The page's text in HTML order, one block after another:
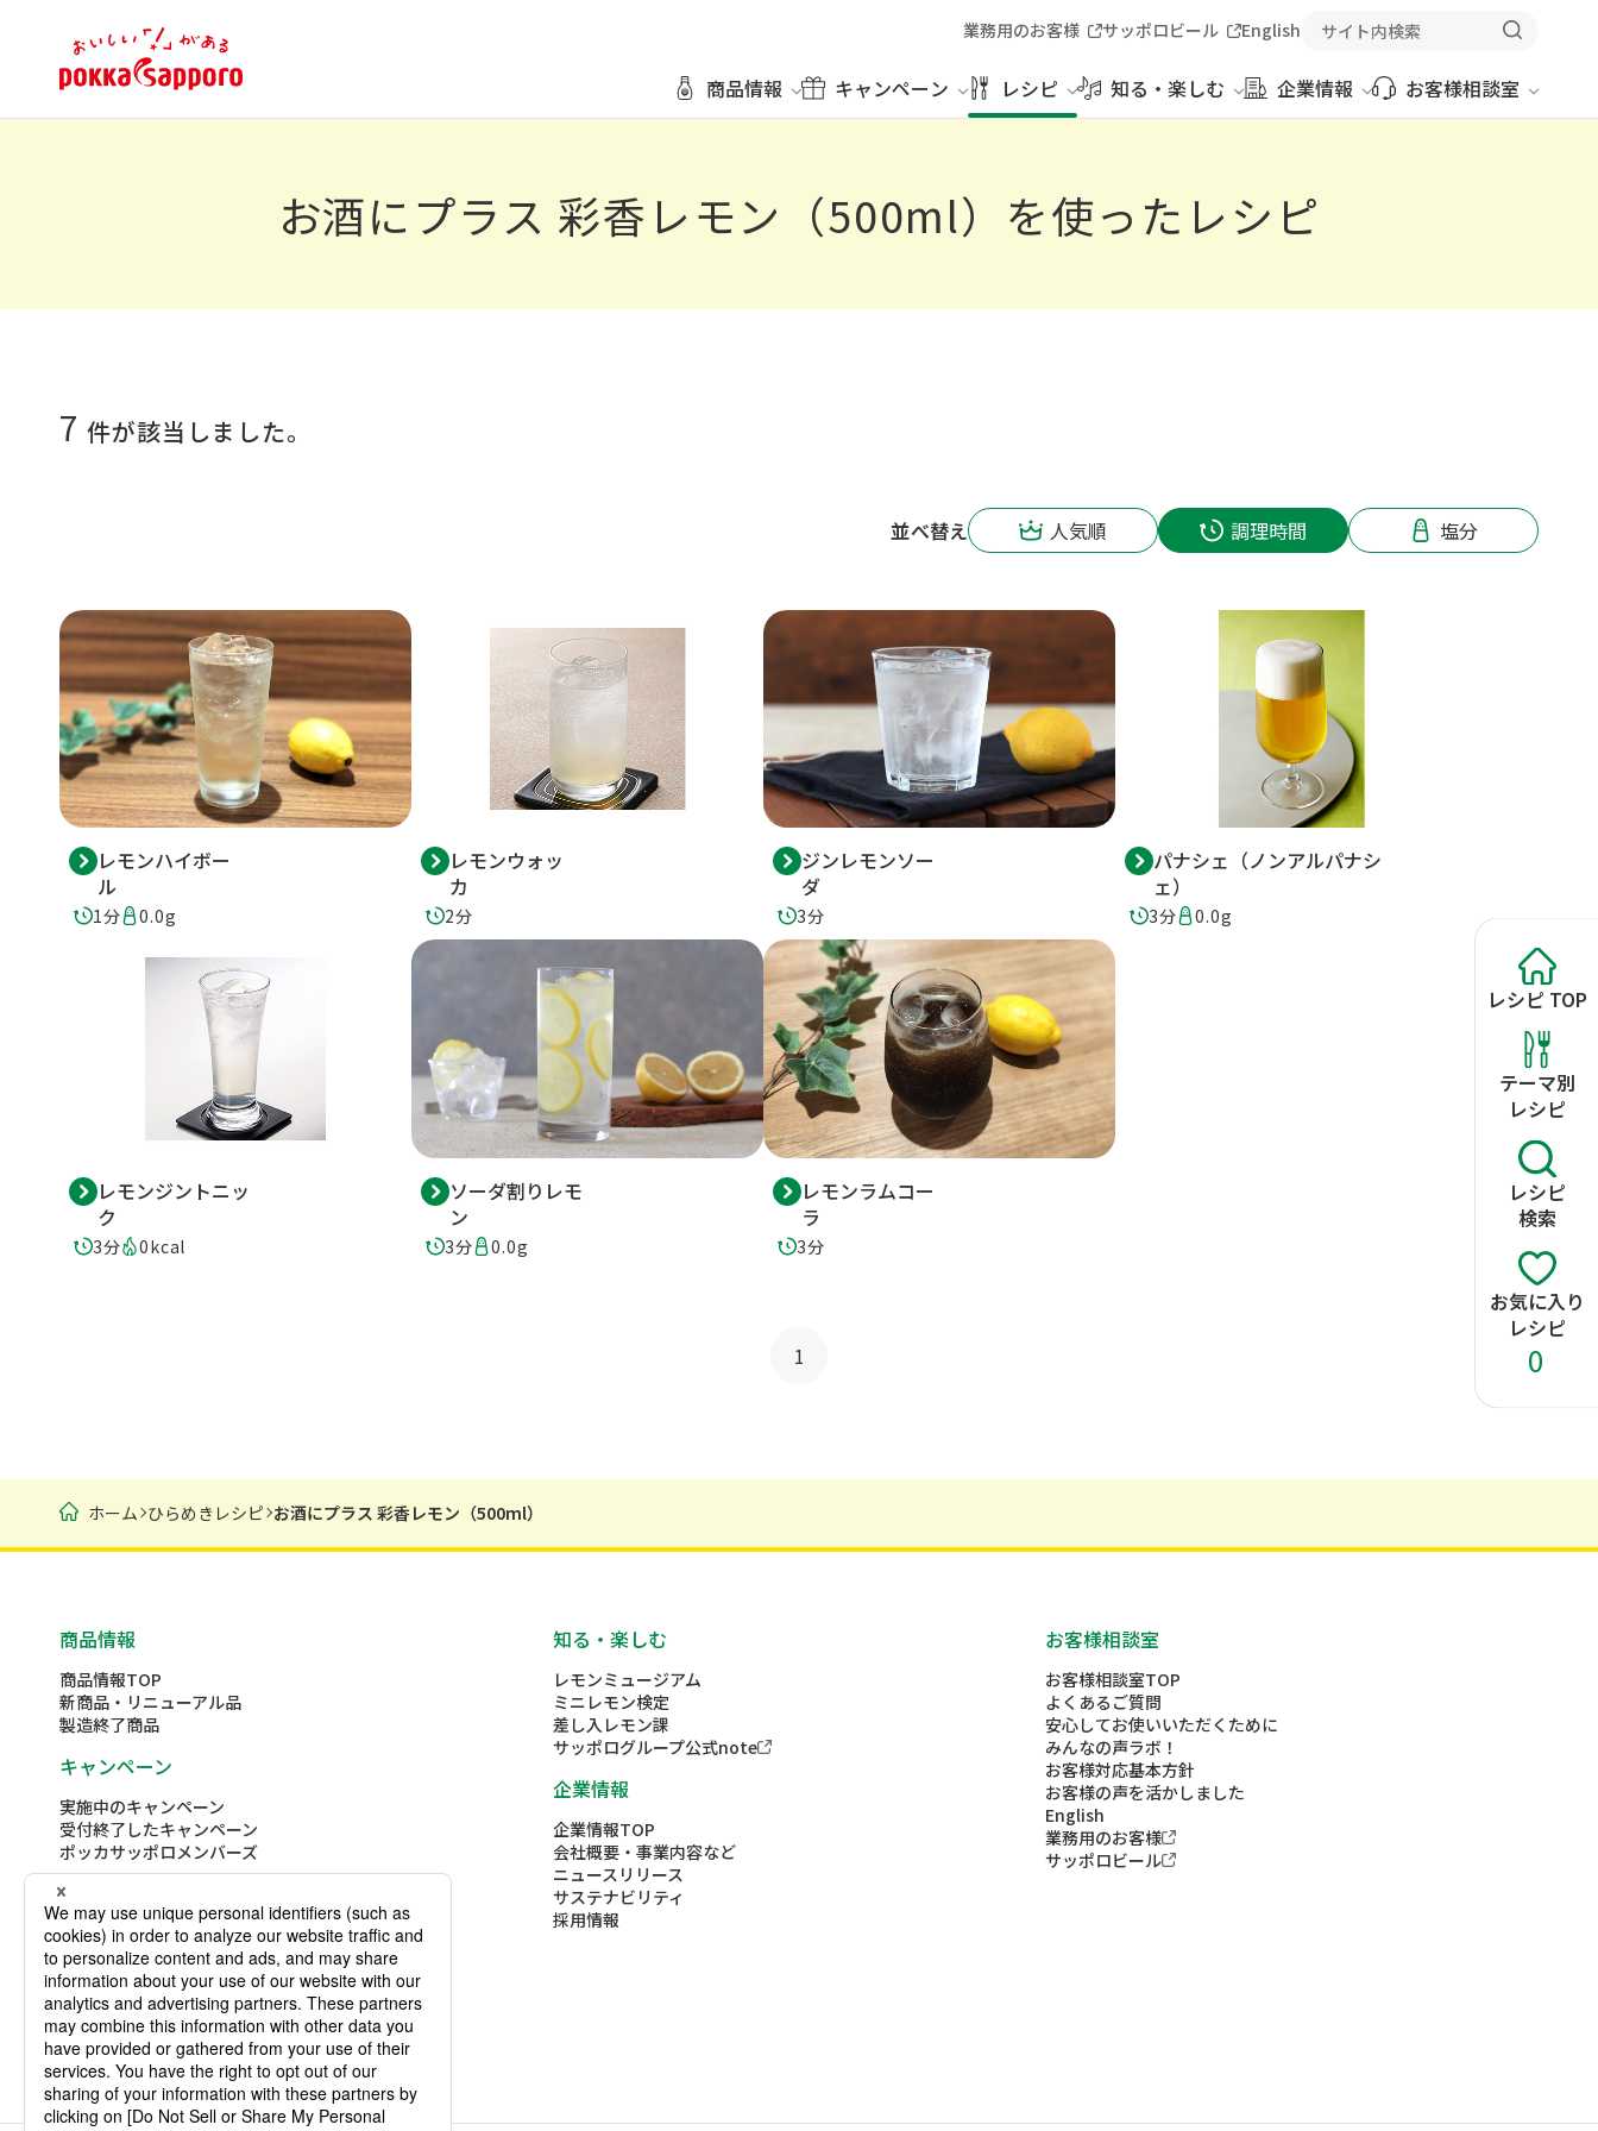
商品情報 キャンペーン レシピ 知る・楽しむ 企業情報 お客様相談室
業務用のお客様 サッポロビール English
お酒にプラス 彩香レモン（500ml） を使ったレシピ
レシピ TOP
テーマ別
レシピ
レシピ
検索
お気に入り
レシピ
0
7 件が該当しました。
並べ替え 人気順 調理時間 塩分
レモンハイボー
ル
1分 0.0g
レモンウォッ
カ
2分
ジンレモンソー
ダ
3分
パナシェ（ノンアルパナシ
ェ）
3分 0.0g
レモンジントニッ
ク
3分 0kcal
ソーダ割りレモ
ン
3分 0.0g
レモンラムコー
ラ
3分
1
ホーム ひらめきレシピ お酒にプラス 彩香レモン（500ml）
商品情報
商品情報TOP
新商品・リニューアル品
製造終了商品
キャンペーン
実施中のキャンペーン
受付終了したキャンペーン
ポッカサッポロメンバーズ
レシピ
レシピTOP
レシピ詳細検索
テーマ別レシピコレクション
知る・楽しむ
レモンミュージアム
ミニレモン検定
差し入レモン課
サッポログループ公式note
企業情報
企業情報TOP
会社概要・事業内容など
ニュースリリース
サステナビリティ
採用情報
お客様相談室
お客様相談室TOP
よくあるご質問
安心してお使いいただくために
みんなの声ラボ！
お客様対応基本方針
お客様の声を活かしました
English
業務用のお客様
サッポロビール